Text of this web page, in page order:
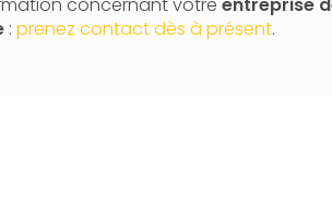
: prenez contact dès à présent.